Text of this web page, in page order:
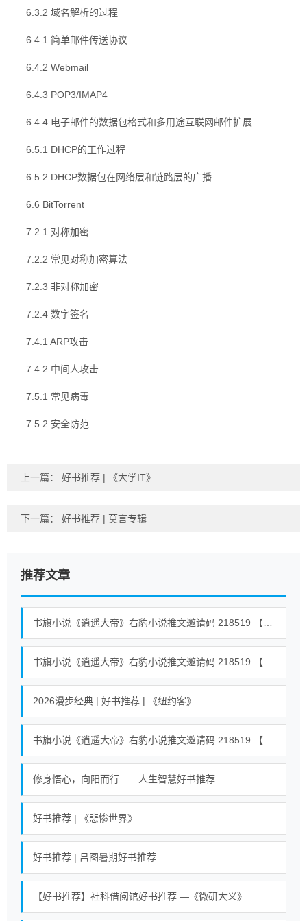
6.3.2 域名解析的过程
6.4.1 简单邮件传送协议
6.4.2 Webmail
6.4.3 POP3/IMAP4
6.4.4 电子邮件的数据包格式和多用途互联网邮件扩展
6.5.1 DHCP的工作过程
6.5.2 DHCP数据包在网络层和链路层的广播
6.6 BitTorrent
7.2.1 对称加密
7.2.2 常见对称加密算法
7.2.3 非对称加密
7.2.4 数字签名
7.4.1 ARP攻击
7.4.2 中间人攻击
7.5.1 常见病毒
7.5.2 安全防范
上一篇： 好书推荐 | 《大学IT》
下一篇： 好书推荐 | 莫言专辑
推荐文章
2026漫步经典 | 好书推荐 | 《纽约客》
修身悟心，向阳而行——人生智慧好书推荐
好书推荐 | 《悲惨世界》
好书推荐 | 吕图暑期好书推荐
【好书推荐】社科借阅馆好书推荐 —《微研大义》